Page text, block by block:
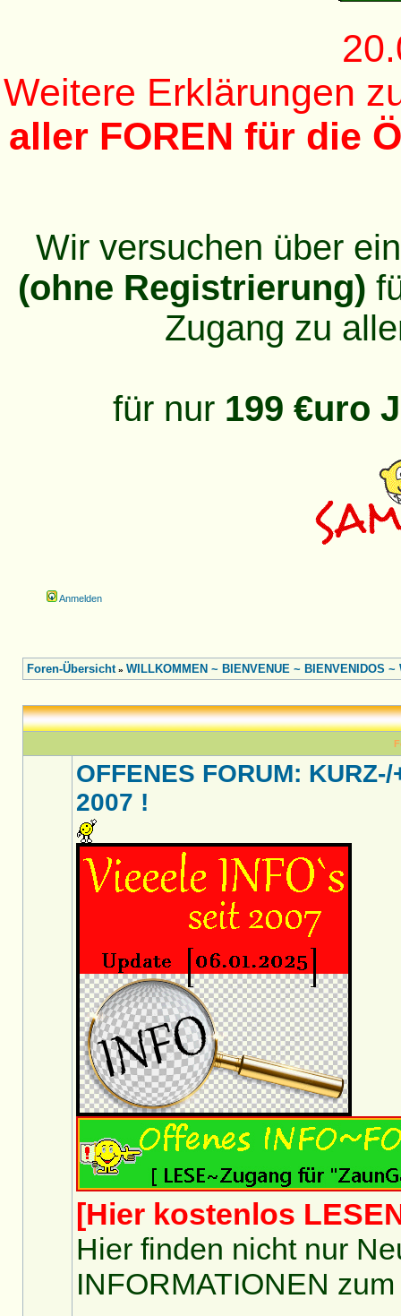
Weitere Erklärungen
aller FOREN für die
Wir versuchen über
(ohne Registrierung)
Zugang zu
für nur 199 €uro
Anmelden
Foren-Übersicht» WILLKOMMEN ~ BIENVENUE ~ BIENVENIDOS ~
OFFENES FORUM:
2007 !
[Hier kostenlos
Hier finden nicht nur
INFORMATIONEN